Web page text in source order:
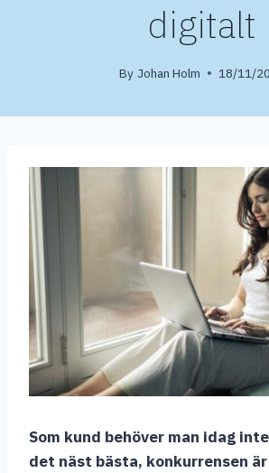
digitalt
By Johan Holm 18/11/
Som kund behöver man idag
det näst bästa, konkurrensen